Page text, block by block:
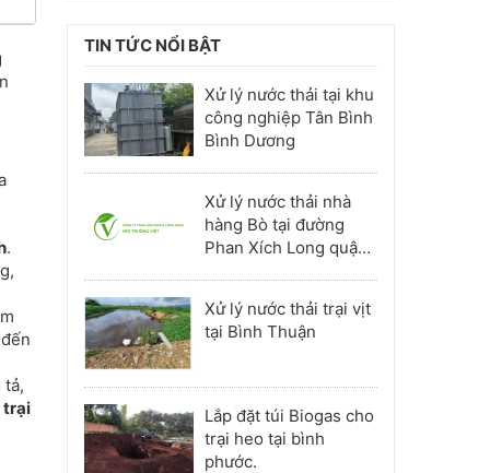
.
tả,
trại
TIN TỨC NỔI BẬT
Xử lý nước thải tại khu
công nghiệp Tân Bình
Bình Dương
Xử lý nước thải nhà
hàng Bò tại đường
Phan Xích Long quận
Xử lý nước thải trại vịt
tại Bình Thuận
Lắp đặt túi Biogas cho
trại heo tại bình
phước.